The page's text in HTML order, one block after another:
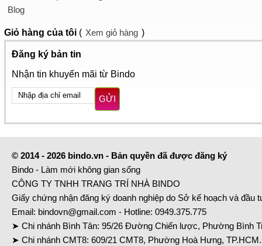
Blog
Giỏ hàng của tôi ( Xem giỏ hàng )
Đăng ký bản tin
Nhận tin khuyến mãi từ Bindo
GỬI
© 2014 - 2026 bindo.vn - Bản quyền đã được đăng ký
Bindo - Làm mới không gian sống
CÔNG TY TNHH TRANG TRÍ NHÀ BINDO
Giấy chứng nhận đăng ký doanh nghiệp do Sở kế hoạch và đầu
Email: bindovn@gmail.com - Hotline: 0949.375.775
➤ Chi nhánh Bình Tân: 95/26 Đường Chiến lược, Phường Bình
➤ Chi nhánh CMT8: 609/21 CMT8, Phường Hoà Hưng,